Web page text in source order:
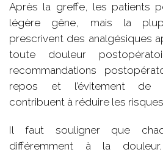
Après la greffe, les patients
légère gêne, mais la
prescrivent des analgésiques
toute douleur
recommandations
repos et l’évitement de
contribuent à réduire les
Il faut souligner que
différemment à la